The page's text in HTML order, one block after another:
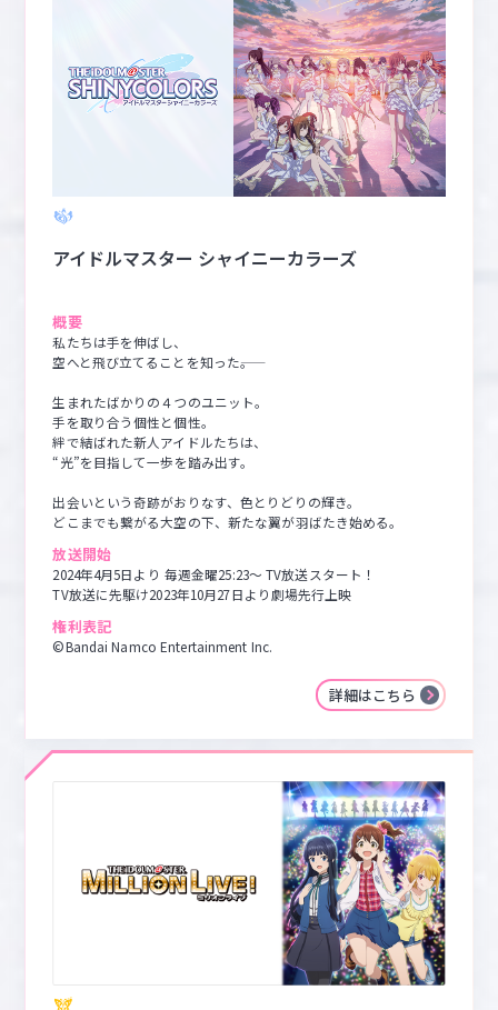
アイドルマスター シャイニーカラーズ
概要
私たちは手を伸ばし、
空へと飛び立てることを知った――。
生まれたばかりの４つのユニット。
手を取り合う個性と個性。
絆で結ばれた新人アイドルたちは、
“光”を目指して一歩を踏み出す。
出会いという奇跡がおりなす、色とりどりの輝き。
どこまでも繋がる大空の下、新たな翼が羽ばたき始める。
放送開始
2024年4月5日より 毎週金曜25:23～ TV放送スタート！
TV放送に先駆け2023年10月27日より劇場先行上映
権利表記
©Bandai Namco Entertainment Inc.
詳細はこちら